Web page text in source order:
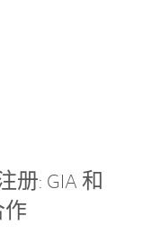
册: GIA 和
作